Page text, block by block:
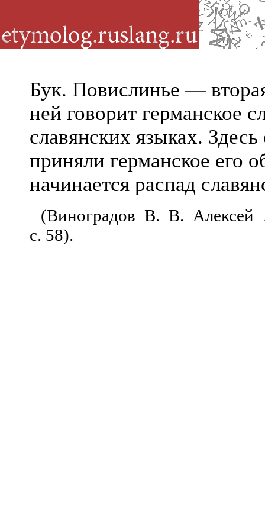
Бук. Повислинье —
ней говорит германское
славянских языках.
приняли германское его
начинается распад
(Виноградов В. В. Алексей
с. 58).